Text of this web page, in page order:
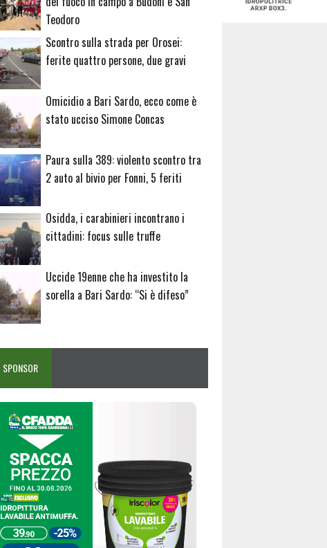
Teodoro
Scontro sulla strada per Orosei:
ferite quattro persone, due gravi
Omicidio a Bari Sardo, ecco come è
stato ucciso Simone Concas
Paura sulla 389: violento scontro tra
2 auto al bivio per Fonni, 5 feriti
Osidda, i carabinieri incontrano i
cittadini: focus sulle truffe
Uccide 19enne che ha investito la
sorella a Bari Sardo: “Si è difeso”
SPONSOR